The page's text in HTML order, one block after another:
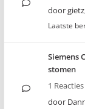
doorgietz
Laatste
Siemens
stomen
1
door